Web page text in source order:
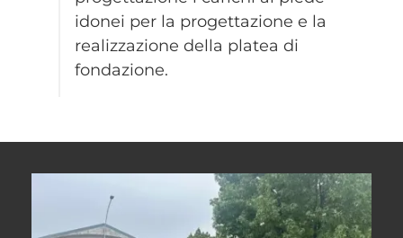
idonei per la progettazione e la
realizzazione della platea di
fondazione.